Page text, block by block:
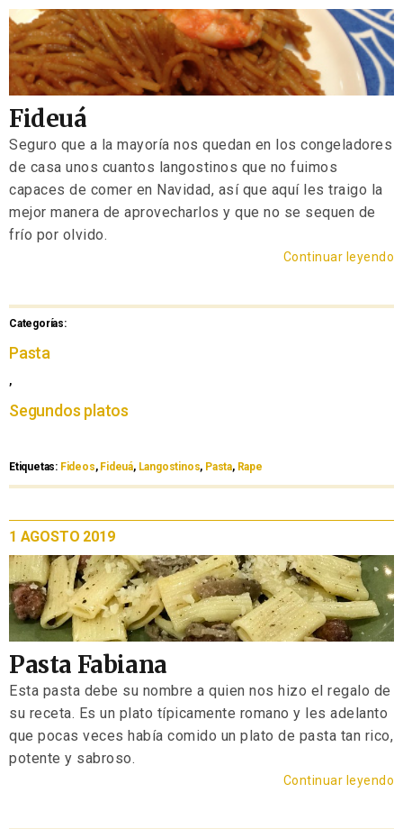
Fideuá
Seguro que a la mayoría nos quedan en los congeladores
de casa unos cuantos langostinos que no fuimos
capaces de comer en Navidad, así que aquí les traigo la
mejor manera de aprovecharlos y que no se sequen de
frío por olvido.
Continuar leyendo
Categorías:
Pasta
,
Segundos platos
Etiquetas: Fideos, Fideuá, Langostinos, Pasta, Rape
1 AGOSTO 2019
Pasta Fabiana
Esta pasta debe su nombre a quien nos hizo el regalo de
su receta. Es un plato típicamente romano y les adelanto
que pocas veces había comido un plato de pasta tan rico,
potente y sabroso.
Continuar leyendo